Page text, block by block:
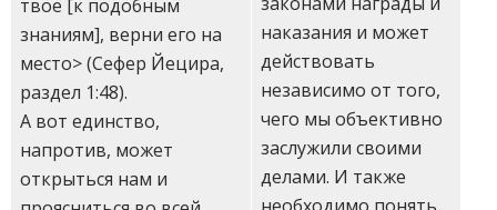
твое [к подобным
знаниям], верни его на
место> (Сефер Йецира,
раздел 1:48).
А вот единство,
напротив, может
открыться нам и
наказания и может
действовать
независимо от того,
чего мы объективно
заслужили своими
делами. И также